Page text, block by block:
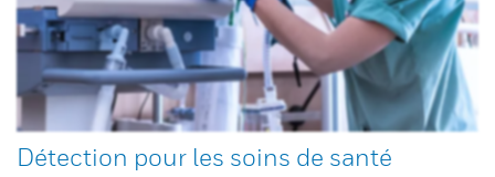
Détection pour les soins de santé